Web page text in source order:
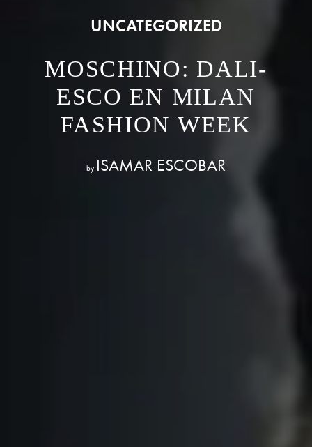
UNCATEGORIZED
MOSCHINO: DALI-
ESCO EN MILAN
FASHION WEEK
by ISAMAR ESCOBAR